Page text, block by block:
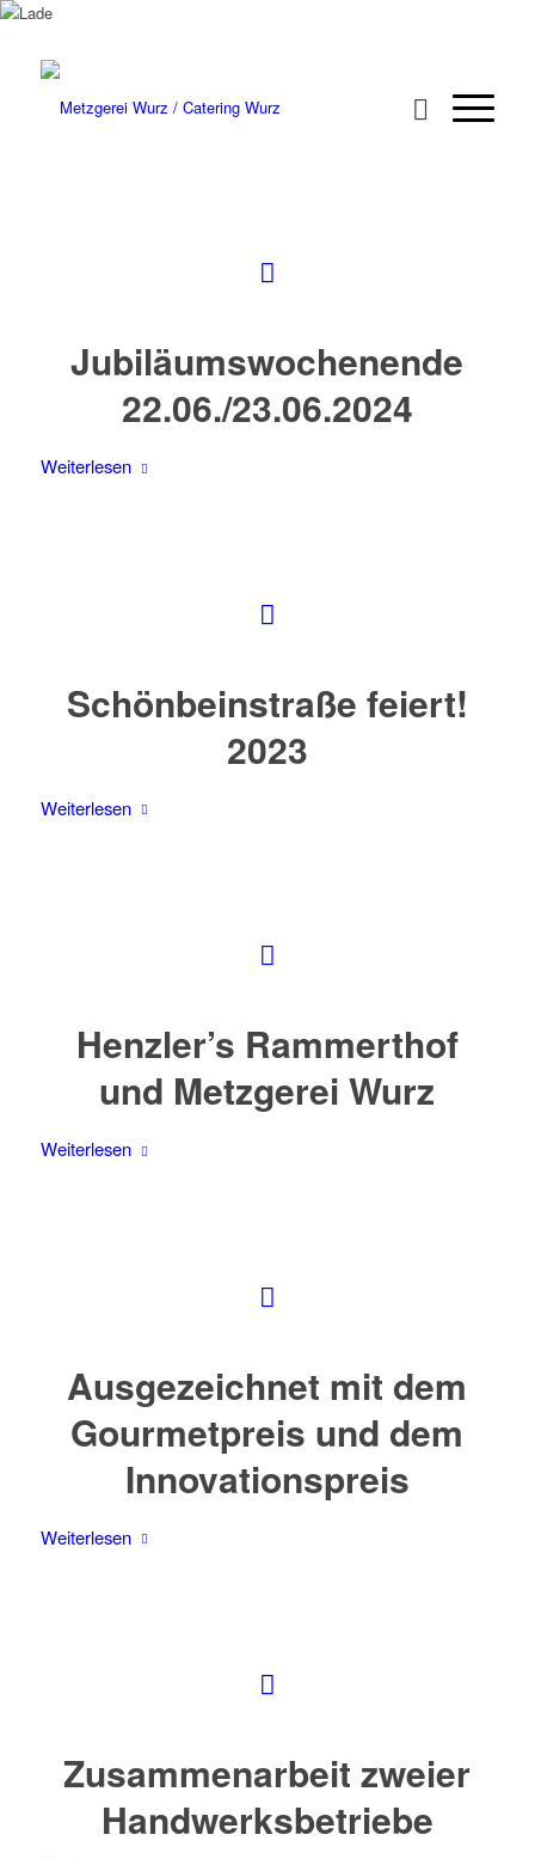
Jubiläumswochenende
22.06./23.06.2024
Weiterlesen
Schönbeinstraße feiert!
2023
Weiterlesen
Henzler’s Rammerthof
und Metzgerei Wurz
Weiterlesen
Ausgezeichnet mit dem
Gourmetpreis und dem
Innovationspreis
Weiterlesen
Zusammenarbeit zweier
Handwerksbetriebe